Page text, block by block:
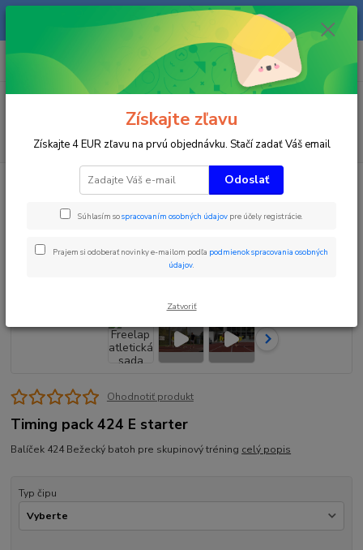
Na našom eshope sa priebežne pracuje a tovar sa priebežne dopĺňa. radi
Vás obslúžime i telefonicky na +421 911 906 066.
Menu
Hľadať
+421903906066
(Po-Pia, 9-16 hod.)
Časomiery Tréningové časomiery
Freelap atletická sada 424 E
Freelap atletická sada 424 E
starter
Ohodnotiť produkt
Timing pack 424 E starter
Balíček 424 Bežecký batoh pre skupinový tréning celý popis
Typ čipu
Získajte zľavu
Získajte 4 EUR zľavu na prvú objednávku. Stačí zadať Váš email
Odoslať
Súhlasím sospracovaním osobných údajov pre účely registrácie.
Prajem si odoberať novinky e-mailom podľa podmienok spracovania osobných
údajov
Zatvoriť